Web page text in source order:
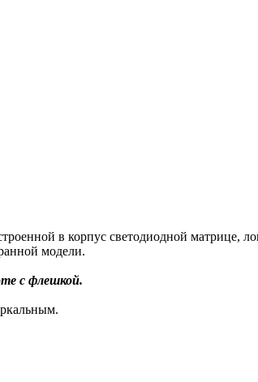
в корпус светодиодной матрице,
модели.
с флешкой.